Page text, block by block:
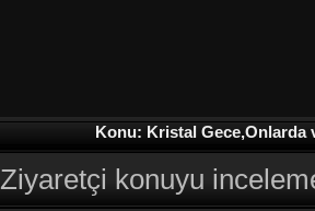
Konu: Kristal Gece,Onlarda
konuyu